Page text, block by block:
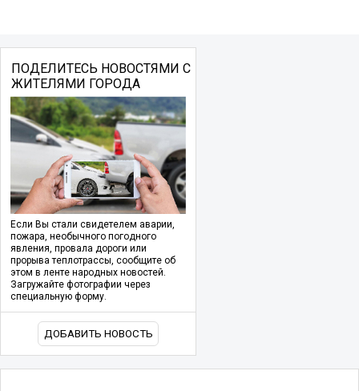
ПОДЕЛИТЕСЬ НОВОСТЯМИ С
ЖИТЕЛЯМИ ГОРОДА
Если Вы стали свидетелем аварии,
пожара, необычного погодного
явления, провала дороги или
прорыва теплотрассы, сообщите об
этом в ленте народных новостей.
Загружайте фотографии через
специальную форму.
ДОБАВИТЬ НОВОСТЬ